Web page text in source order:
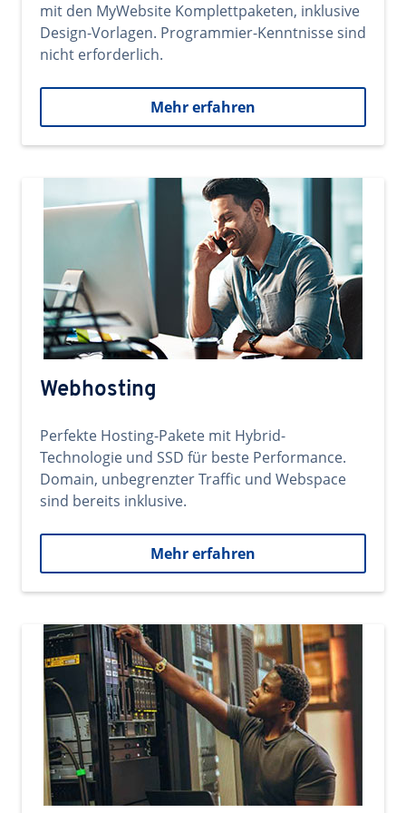
mit den MyWebsite Komplettpaketen, inklusive
Design-Vorlagen. Programmier-Kenntnisse sind
nicht erforderlich.
Mehr erfahren
Webhosting
Perfekte Hosting-Pakete mit Hybrid-
Technologie und SSD für beste Performance.
Domain, unbegrenzter Traffic und Webspace
sind bereits inklusive.
Mehr erfahren